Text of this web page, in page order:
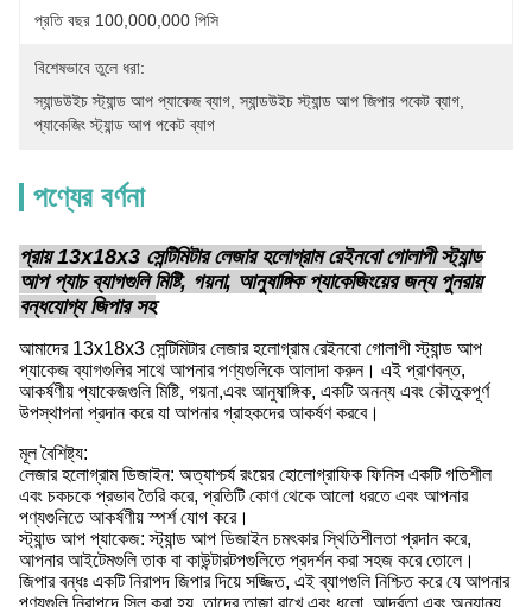
প্রতি বছর 100,000,000 পিসি
বিশেষভাবে তুলে ধরা:
স্যান্ডউইচ স্ট্যান্ড আপ প্যাকেজ ব্যাগ , স্যান্ডউইচ স্ট্যান্ড আপ জিপার পকেট ব্যাগ
প্যাকেজিং স্ট্যান্ড আপ পকেট ব্যাগ
পণ্যের বর্ণনা
প্রায় 13x18x3 সেন্টিমিটার লেজার হলোগ্রাম রেইনবো গোলাপী স্ট্যান্ড
আপ প্যাচ ব্যাগগুলি মিষ্টি, গয়না, আনুষাঙ্গিক প্যাকেজিংয়ের জন্য পুনরায়
বন্ধযোগ্য জিপার সহ
আমাদের 13x18x3 সেন্টিমিটার লেজার হলোগ্রাম রেইনবো গোলাপী স্ট্যান্ড আপ
প্যাকেজ ব্যাগগুলির সাথে আপনার পণ্যগুলিকে আলাদা করুন। এই প্রাণবন্ত,
আকর্ষণীয় প্যাকেজগুলি মিষ্টি, গয়না,এবং আনুষাঙ্গিক, একটি অনন্য এবং কৌতুকপূর্ণ
উপস্থাপনা প্রদান করে যা আপনার গ্রাহকদের আকর্ষণ করবে।
মূল বৈশিষ্ট্য:
লেজার হলোগ্রাম ডিজাইন: অত্যাশ্চর্য রংয়ের হোলোগ্রাফিক ফিনিস একটি গতিশীল
এবং চকচকে প্রভাব তৈরি করে, প্রতিটি কোণ থেকে আলো ধরতে এবং আপনার
পণ্যগুলিতে আকর্ষণীয় স্পর্শ যোগ করে।
স্ট্যান্ড আপ প্যাকেজ: স্ট্যান্ড আপ ডিজাইন চমৎকার স্থিতিশীলতা প্রদান করে,
আপনার আইটেমগুলি তাক বা কাউন্টারটপগুলিতে প্রদর্শন করা সহজ করে তোলে।
জিপার বন্ধঃ একটি নিরাপদ জিপার দিয়ে সজ্জিত, এই ব্যাগগুলি নিশ্চিত করে যে আপনার
পণ্যগুলি নিরাপদে সিল করা হয়, তাদের তাজা রাখে এবং ধুলো, আর্দ্রতা এবং অন্যান্য